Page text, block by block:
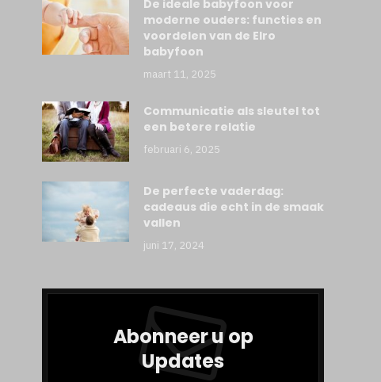
De ideale babyfoon voor
moderne ouders: functies en
voordelen van de Elro
babyfoon
maart 11, 2025
Communicatie als sleutel tot
een betere relatie
februari 6, 2025
De perfecte vaderdag:
cadeaus die echt in de smaak
vallen
juni 17, 2024
Abonneer u op
Updates